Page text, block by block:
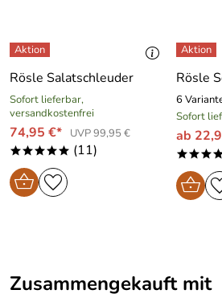
Rösle Salatschleuder
Sofort lieferbar,
versandkostenfrei
74,95 €* UVP 99,95 €
***** (11)
Rösle
6
Sofort
ab
Zusammengekauft mit